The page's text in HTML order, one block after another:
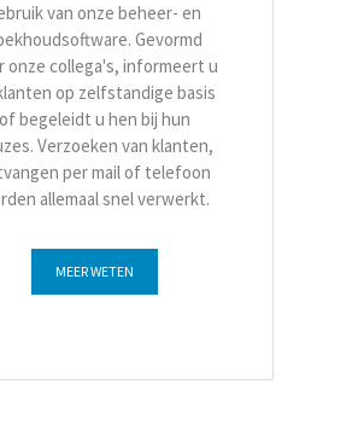
van onze beheer- en
Gevormd
onze collega's, informeert u
op zelfstandige basis
of begeleidt u hen bij hun
Verzoeken van klanten,
per mail of telefoon
allemaal snel verwerkt.
MEER WETEN